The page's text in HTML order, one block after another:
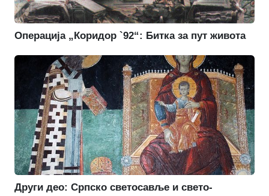
Операција „Коридор `92“: Битка за пут живота
Други део: Српско светосавље и свето-